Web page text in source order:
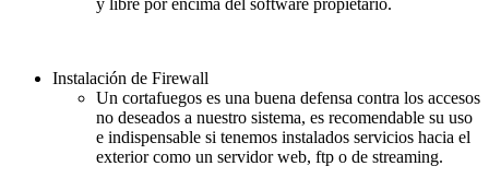
Instalación de Firewall
Un cortafuegos es una buena defensa contra los accesos
no deseados a nuestro sistema, es recomendable su uso
e indispensable si tenemos instalados servicios hacia el
exterior como un servidor web, ftp o de streaming.